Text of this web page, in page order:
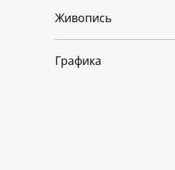
Живопись
Графика